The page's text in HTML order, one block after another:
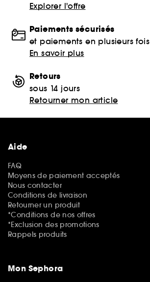
Explorer l'offre
Paiements sécurisés
et paiements en plusieurs fois
En savoir plus
Retours
sous 14 jours
Retourner mon article
Aide
FAQ
Moyens de paiement acceptés
Nous contacter
Conditions de livraison
Retourner un produit
*Conditions de nos offres
*Exclusion des promotions
Rappels produits
Mon Sephora